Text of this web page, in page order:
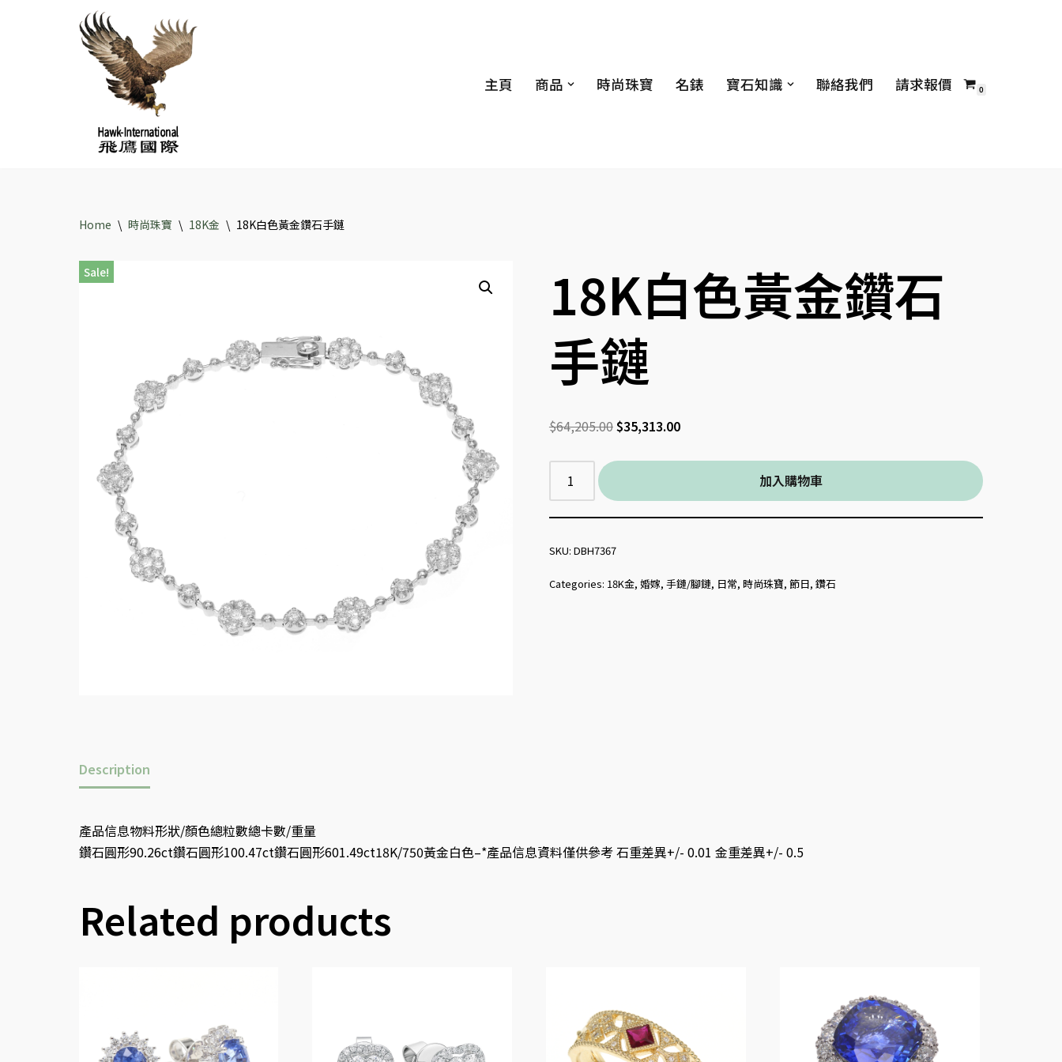
主頁 商品 時尚珠寶 名錶 寶石知識 聯絡我們 請求報價 0
Home \ 時尚珠寶 \ 18K金 \ 18K白色黃金鑽石手鏈
Sale!
18K白色黃金鑽石
手鏈
$64,205.00$35,313.00
加入購物車
SKU: DBH7367
Categories: 18K金, 婚嫁, 手鏈/腳鏈, 日常, 時尚珠寶, 節日, 鑽石
Description
產品信息物料形狀/顏色總粒數總卡數/重量
鑽石圓形90.26ct鑽石圓形100.47ct鑽石圓形601.49ct18K/750黃金白色–*產品信息資料僅供參考 石重差異+/- 0.01 金重差異+/- 0.5
Related products